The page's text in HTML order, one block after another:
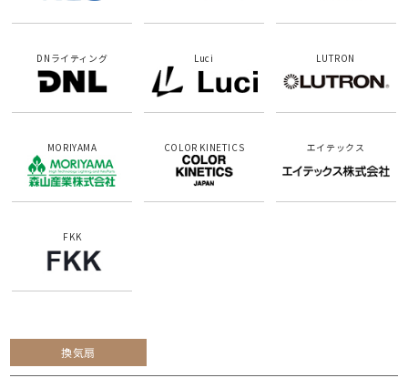
DNライティング Luci LUTRON
MORIYAMA COLOR KINETICS エイテックス
FKK
換気扇